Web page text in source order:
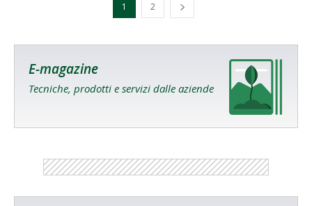
1 2
E-magazine
Tecniche, prodotti e servizi dalle aziende